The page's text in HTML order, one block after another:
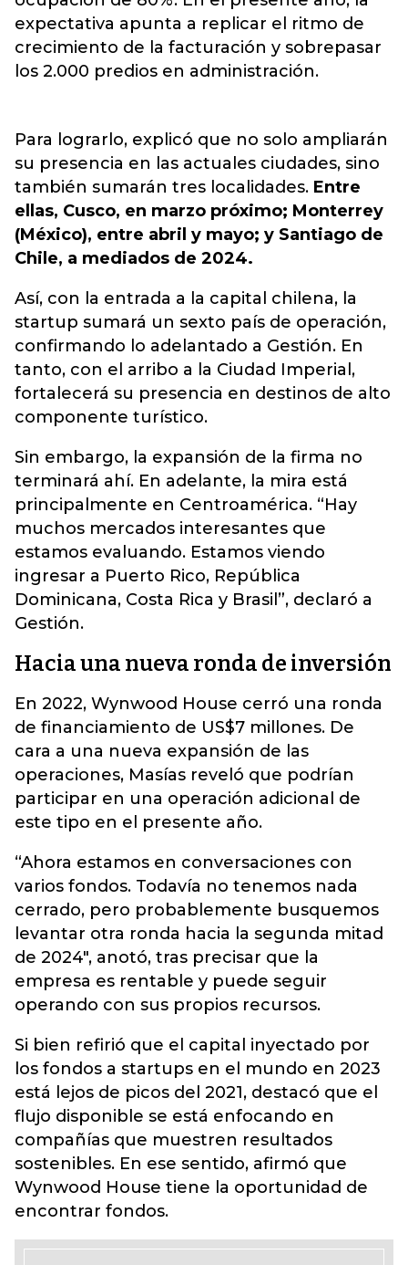
expectativa apunta a replicar el ritmo de
crecimiento de la facturación y sobrepasar
los 2.000 predios en administración.
Para lograrlo, explicó que no solo ampliarán
su presencia en las actuales ciudades, sino
también sumarán tres localidades. Entre
ellas, Cusco, en marzo próximo; Monterrey
(México), entre abril y mayo; y Santiago de
Chile, a mediados de 2024.
Así, con la entrada a la capital chilena, la
startup sumará un sexto país de operación,
confirmando lo adelantado a Gestión. En
tanto, con el arribo a la Ciudad Imperial,
fortalecerá su presencia en destinos de alto
componente turístico.
Sin embargo, la expansión de la firma no
terminará ahí. En adelante, la mira está
principalmente en Centroamérica. “Hay
muchos mercados interesantes que
estamos evaluando. Estamos viendo
ingresar a Puerto Rico, República
Dominicana, Costa Rica y Brasil”, declaró a
Gestión.
Hacia una nueva ronda de inversión
En 2022, Wynwood House cerró una ronda
de financiamiento de US$7 millones. De
cara a una nueva expansión de las
operaciones, Masías reveló que podrían
participar en una operación adicional de
este tipo en el presente año.
“Ahora estamos en conversaciones con
varios fondos. Todavía no tenemos nada
cerrado, pero probablemente busquemos
levantar otra ronda hacia la segunda mitad
de 2024″, anotó, tras precisar que la
empresa es rentable y puede seguir
operando con sus propios recursos.
Si bien refirió que el capital inyectado por
los fondos a startups en el mundo en 2023
está lejos de picos del 2021, destacó que el
flujo disponible se está enfocando en
compañías que muestren resultados
sostenibles. En ese sentido, afirmó que
Wynwood House tiene la oportunidad de
encontrar fondos.